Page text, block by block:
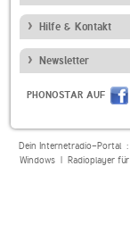
Hilfe & Kontakt
Newsletter
PHONOSTAR AUF
Dein Internetradio-Portal :
Windows| Radioplayer